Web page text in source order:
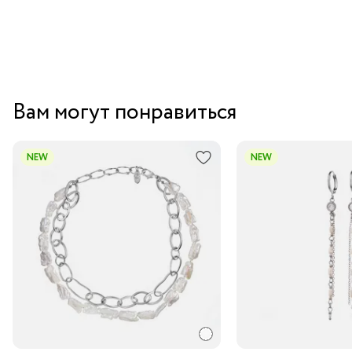
Вам могут понравиться
NEW NEW